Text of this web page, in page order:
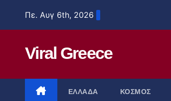
Πε. Αυγ 6th, 2026
Viral Greece
ΕΛΛΑΔΑ ΚΟΣΜΟΣ